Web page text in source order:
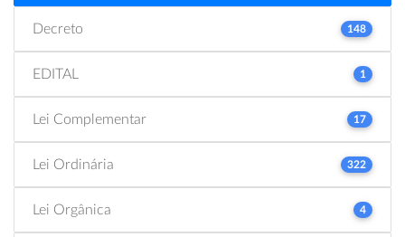
Decreto 148
EDITAL 1
Lei Complementar 17
Lei Ordinária 322
Lei Orgânica 4